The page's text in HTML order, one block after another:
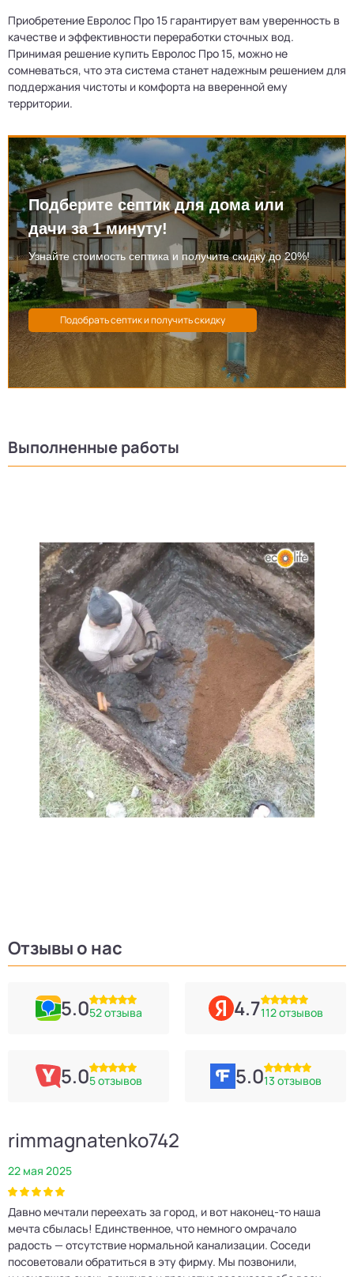
Приобретение Евролос Про 15 гарантирует вам уверенность в
качестве и эффективности переработки сточных вод.
Принимая решение купить Евролос Про 15, можно не
сомневаться, что эта система станет надежным решением для
поддержания чистоты и комфорта на вверенной ему
территории.
Подберите септик для дома или
дачи за 1 минуту!
Узнайте стоимость септика и получите скидку до 20%!
Выполненные работы
Отзывы о нас
5.052 отзыва 4.7112 отзывов
5.05 отзывов 5.013 отзывов
rimmagnatenko742
22 мая 2025
Давно мечтали переехать за город, и вот наконец‑то наша
мечта сбылась! Единственное, что немного омрачало
радость — отсутствие нормальной канализации. Соседи
посоветовали обратиться в эту фирму. Мы позвонили,